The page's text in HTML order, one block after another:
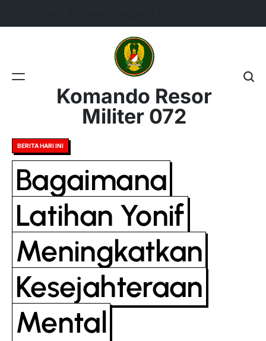
Komando Resor
Militer 072
Posted
in
BERITA HARI INI
Bagaimana
Latihan Yonif
Meningkatkan
Kesejahteraan
Mental